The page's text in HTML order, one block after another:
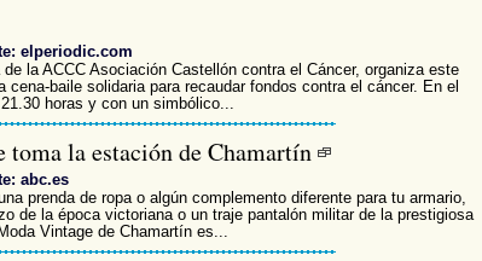
elperiodic.com
de la ACCC Asociación Castellón contra el Cáncer, organiza este
cena-baile solidaria para recaudar fondos contra el cáncer. En el
horas y con un simbólico...
toma la estación de Chamartín
abc.es
prenda de ropa o algún complemento diferente para tu armario,
de la época victoriana o un traje pantalón militar de la prestigiosa
Vintage de Chamartín es...